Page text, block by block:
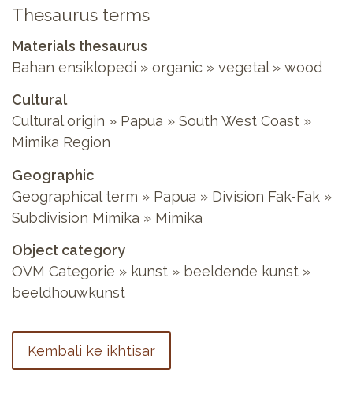
Thesaurus terms
Materials thesaurus
Bahan ensiklopedi » organic » vegetal» wood
Cultural
Cultural origin » Papua » South West Coast »
Mimika Region
Geographic
Geographical term » Papua » Division Fak-Fak »
Subdivision Mimika » Mimika
Object category
OVM Categorie » kunst » beeldende kunst »
beeldhouwkunst
Kembali ke ikhtisar